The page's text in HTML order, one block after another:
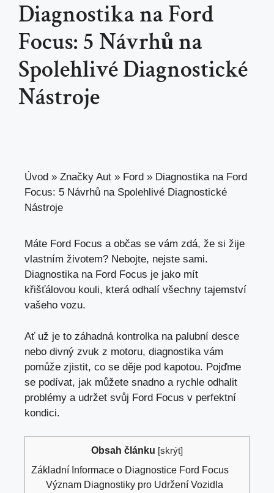
Diagnostika na Ford
Focus: 5 Návrhů na
Spolehlivé Diagnostické
Nástroje
Úvod » Značky Aut » Ford » Diagnostika na Ford
Focus: 5 Návrhů na Spolehlivé Diagnostické
Nástroje
Máte Ford Focus a občas se vám zdá, že si žije
vlastním životem? Nebojte, nejste sami.
Diagnostika na Ford Focus je jako mít
křišťálovou kouli, která odhalí všechny tajemství
vašeho vozu.
Ať už je to záhadná kontrolka na palubní desce
nebo divný zvuk z motoru, diagnostika vám
pomůže zjistit, co se děje pod kapotou. Pojďme
se podívat, jak můžete snadno a rychle odhalit
problémy a udržet svůj Ford Focus v perfektní
kondici.
Obsah článku [skrýt]
Základní Informace o Diagnostice Ford Focus
Význam Diagnostiky pro Udržení Vozidla